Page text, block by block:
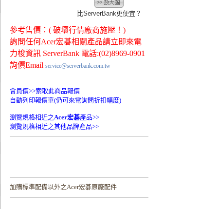
比ServerBank更便宜？
參考售價：( 破壞行情廠商施壓！)
詢問任何Acer宏碁相關產品請立即來電
力梭資訊 ServerBank 電話:(02)8969-0901
詢價Email service@serverbank.com.tw
會員價>>索取此商品報價
自動列印報價單(仍可來電詢問折扣幅度)
瀏覽規格相近之Acer宏碁產品>>
瀏覽規格相近之其他品牌產品>>
加購標準配備以外之Acer宏碁原廠配件